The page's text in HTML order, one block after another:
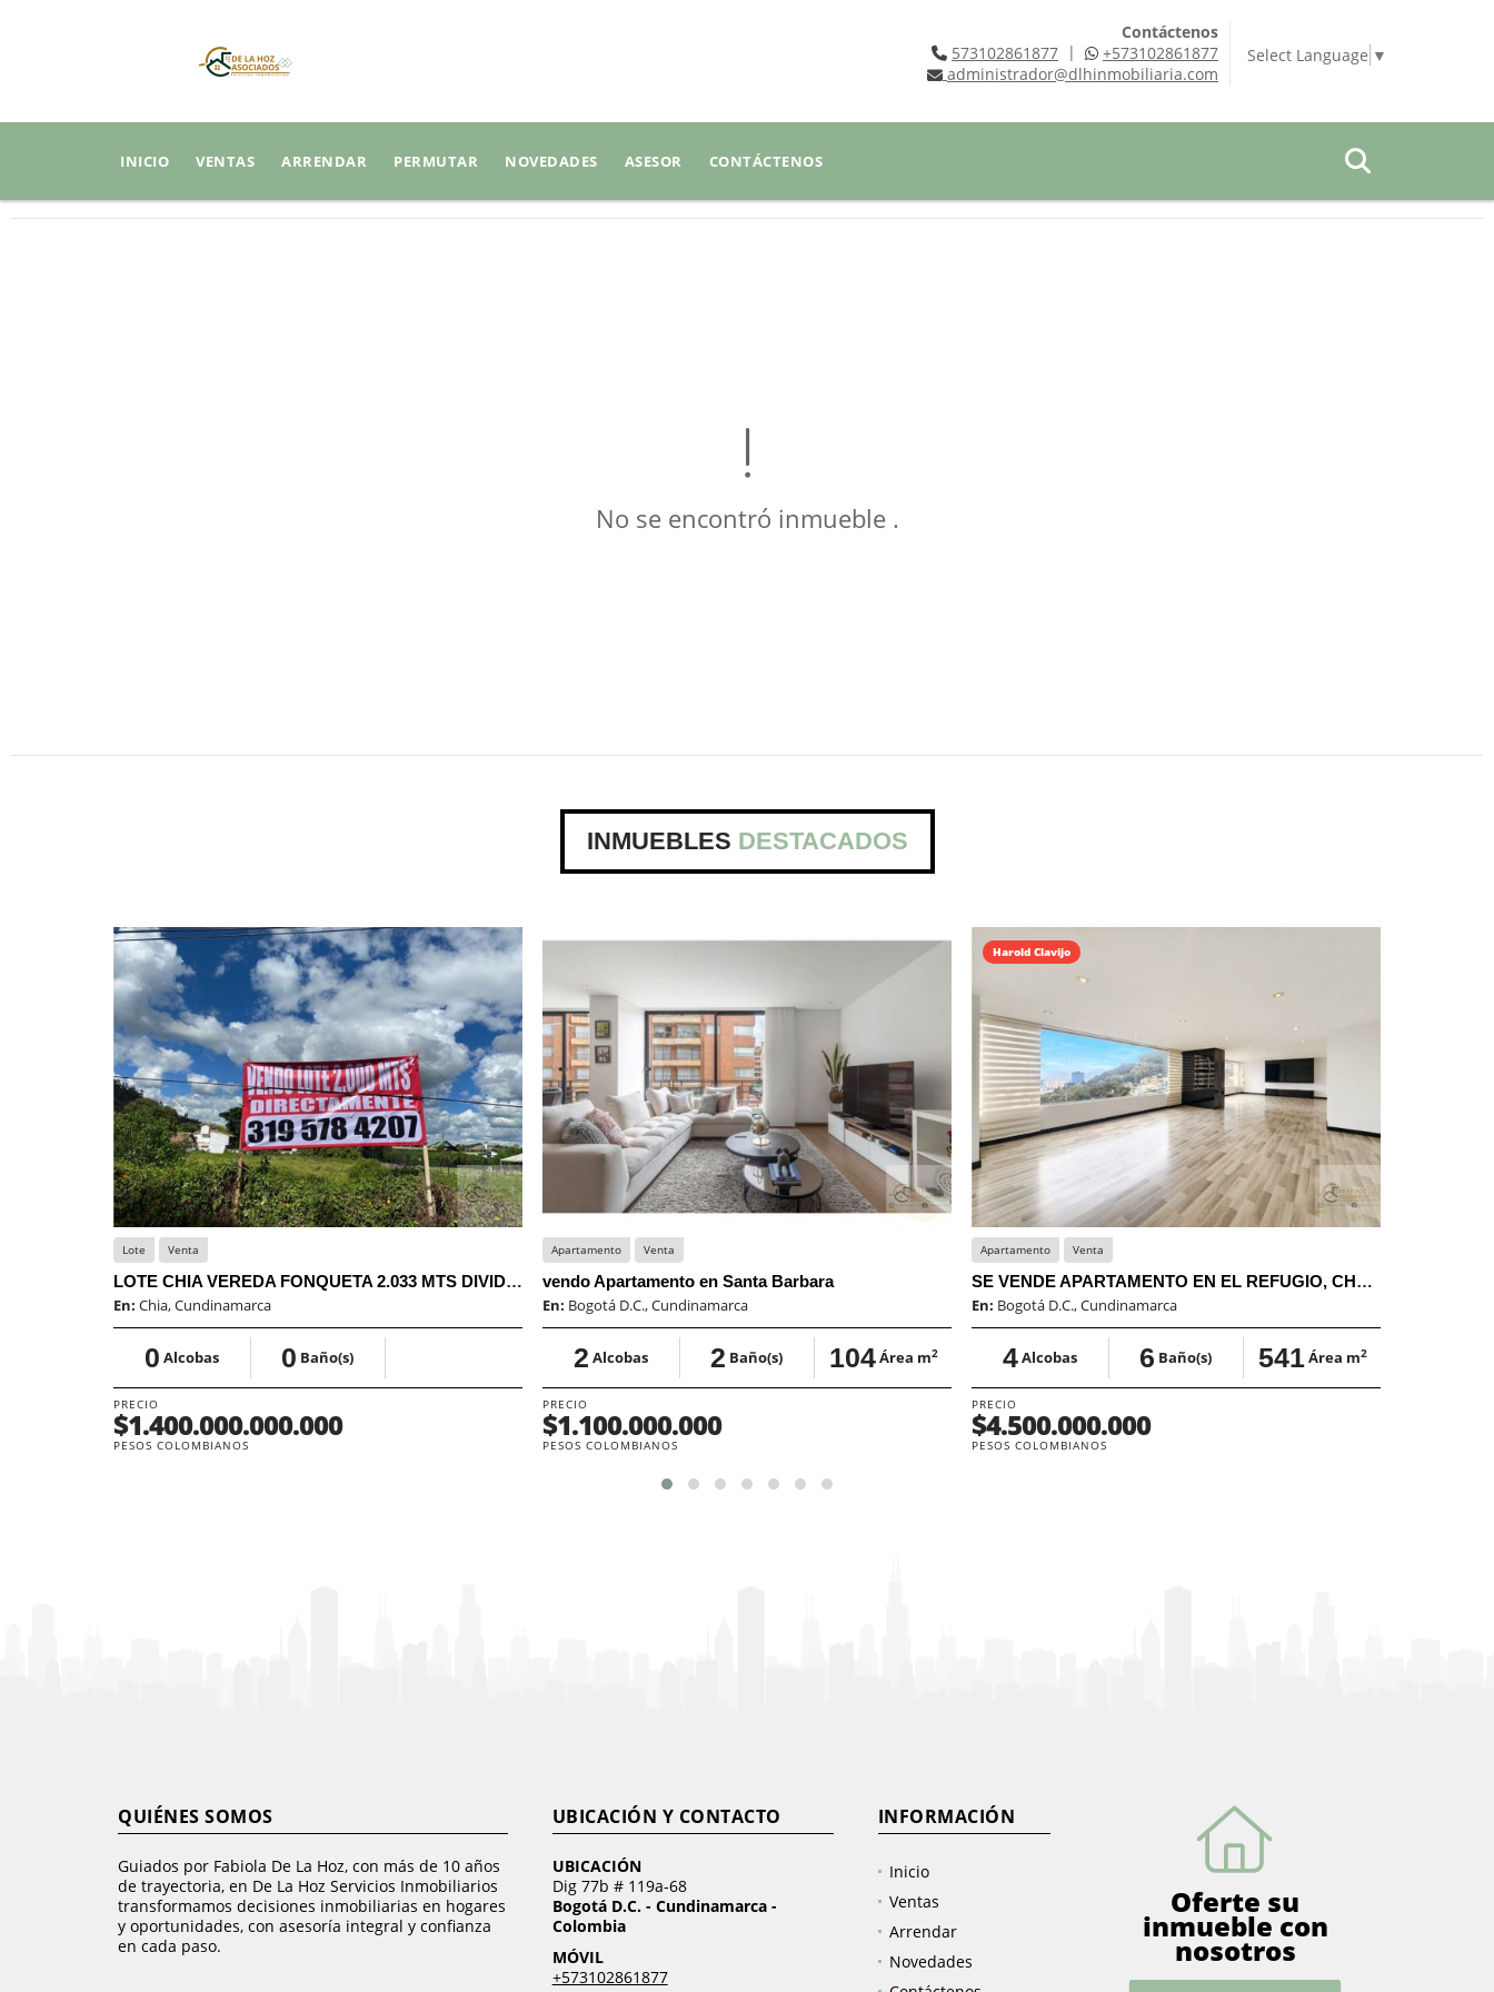
Contáctenos
573102861877|
+573102861877
administrador@dlhinmobiliaria.com
Select Language ▼
INICIO VENTAS ARRENDAR PERMUTAR NOVEDADES ASESOR CONTÁCTENOS
No se encontró inmueble .
INMUEBLES DESTACADOS
Lote Venta
LOTE CHIA VEREDA FONQUETA 2.033 MTS DIVIDO EN 4 LOTES
En: Chia, Cundinamarca
0 Alcobas 0 Baño(s)
PRECIO
$1.400.000.000.000
PESOS COLOMBIANOS
Apartamento Venta
vendo Apartamento en Santa Barbara
En: Bogotá D.C., Cundinamarca
2 Alcobas 2 Baño(s) 104Área m2
PRECIO
$1.100.000.000
PESOS COLOMBIANOS
Harold Clavijo
Apartamento Venta
SE VENDE APARTAMENTO EN EL REFUGIO, CHAPINERO, BOGOTA
En: Bogotá D.C., Cundinamarca
4Alcobas 6 Baño(s) 541Área m2
PRECIO
$4.500.000.000
PESOS COLOMBIANOS
QUIÉNES SOMOS
Guiados por Fabiola De La Hoz, con más de 10 años
de trayectoria, en De La Hoz Servicios Inmobiliarios
transformamos decisiones inmobiliarias en hogares
y oportunidades, con asesoría integral y confianza
en cada paso.
UBICACIÓN Y CONTACTO
UBICACIÓN
Dig 77b # 119a-68
Bogotá D.C. - Cundinamarca -
Colombia
MÓVIL
+573102861877
INFORMACIÓN
Inicio
Ventas
Arrendar
Novedades
Oferte su
inmueble con
nosotros